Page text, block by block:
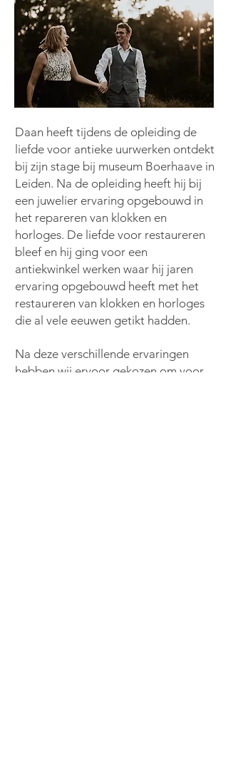
Daan heeft tijdens de opleiding de
liefde voor antieke uurwerken ontdekt
bij zijn stage bij museum Boerhaave in
Leiden. Na de opleiding heeft hij bij
een juwelier ervaring opgebouwd in
het repareren van klokken en
horloges. De liefde voor restaureren
bleef en hij ging voor een
antiekwinkel werken waar hij jaren
ervaring opgebouwd heeft met het
restaureren van klokken en horloges
die al vele eeuwen getikt hadden.
Na deze verschillende ervaringen
hebben wij ervoor gekozen om voor